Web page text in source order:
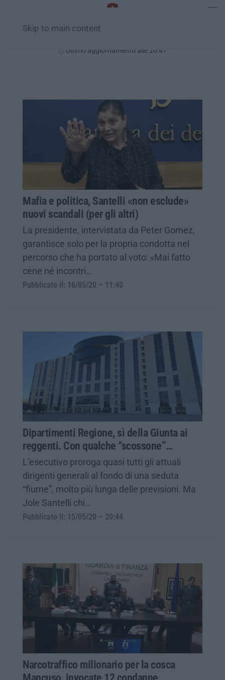
Skip to main content
Ultimo aggiornamento alle 20:47
Mafia e politica, Santelli «non esclude»
nuovi scandali (per gli altri)
La presidente, intervistata da Peter Gomez,
garantisce solo per la propria condotta nel
percorso che ha portato al voto: «Mai fatto
cene né incontri…
Pubblicato il: 16/05/20 – 11:40
Dipartimenti Regione, sì della Giunta ai
reggenti. Con qualche “scossone”…
L’esecutivo proroga quasi tutti gli attuali
dirigenti generali al fondo di una seduta
“fiume”, molto più lunga delle previsioni. Ma
Jole Santelli chi…
Pubblicato il: 15/05/20 – 20:44
Narcotraffico milionario per la cosca